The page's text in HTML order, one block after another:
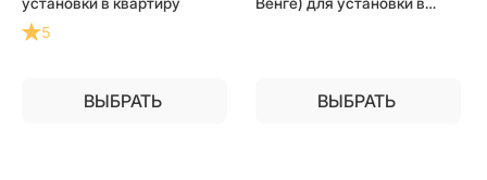
5
ВЫБРАТЬ ВЫБРАТЬ